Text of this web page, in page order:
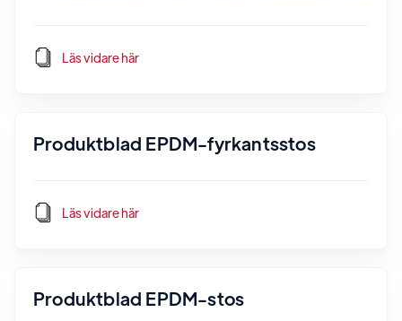
Läs vidare här
Produktblad EPDM-fyrkantsstos
Läs vidare här
Produktblad EPDM-stos